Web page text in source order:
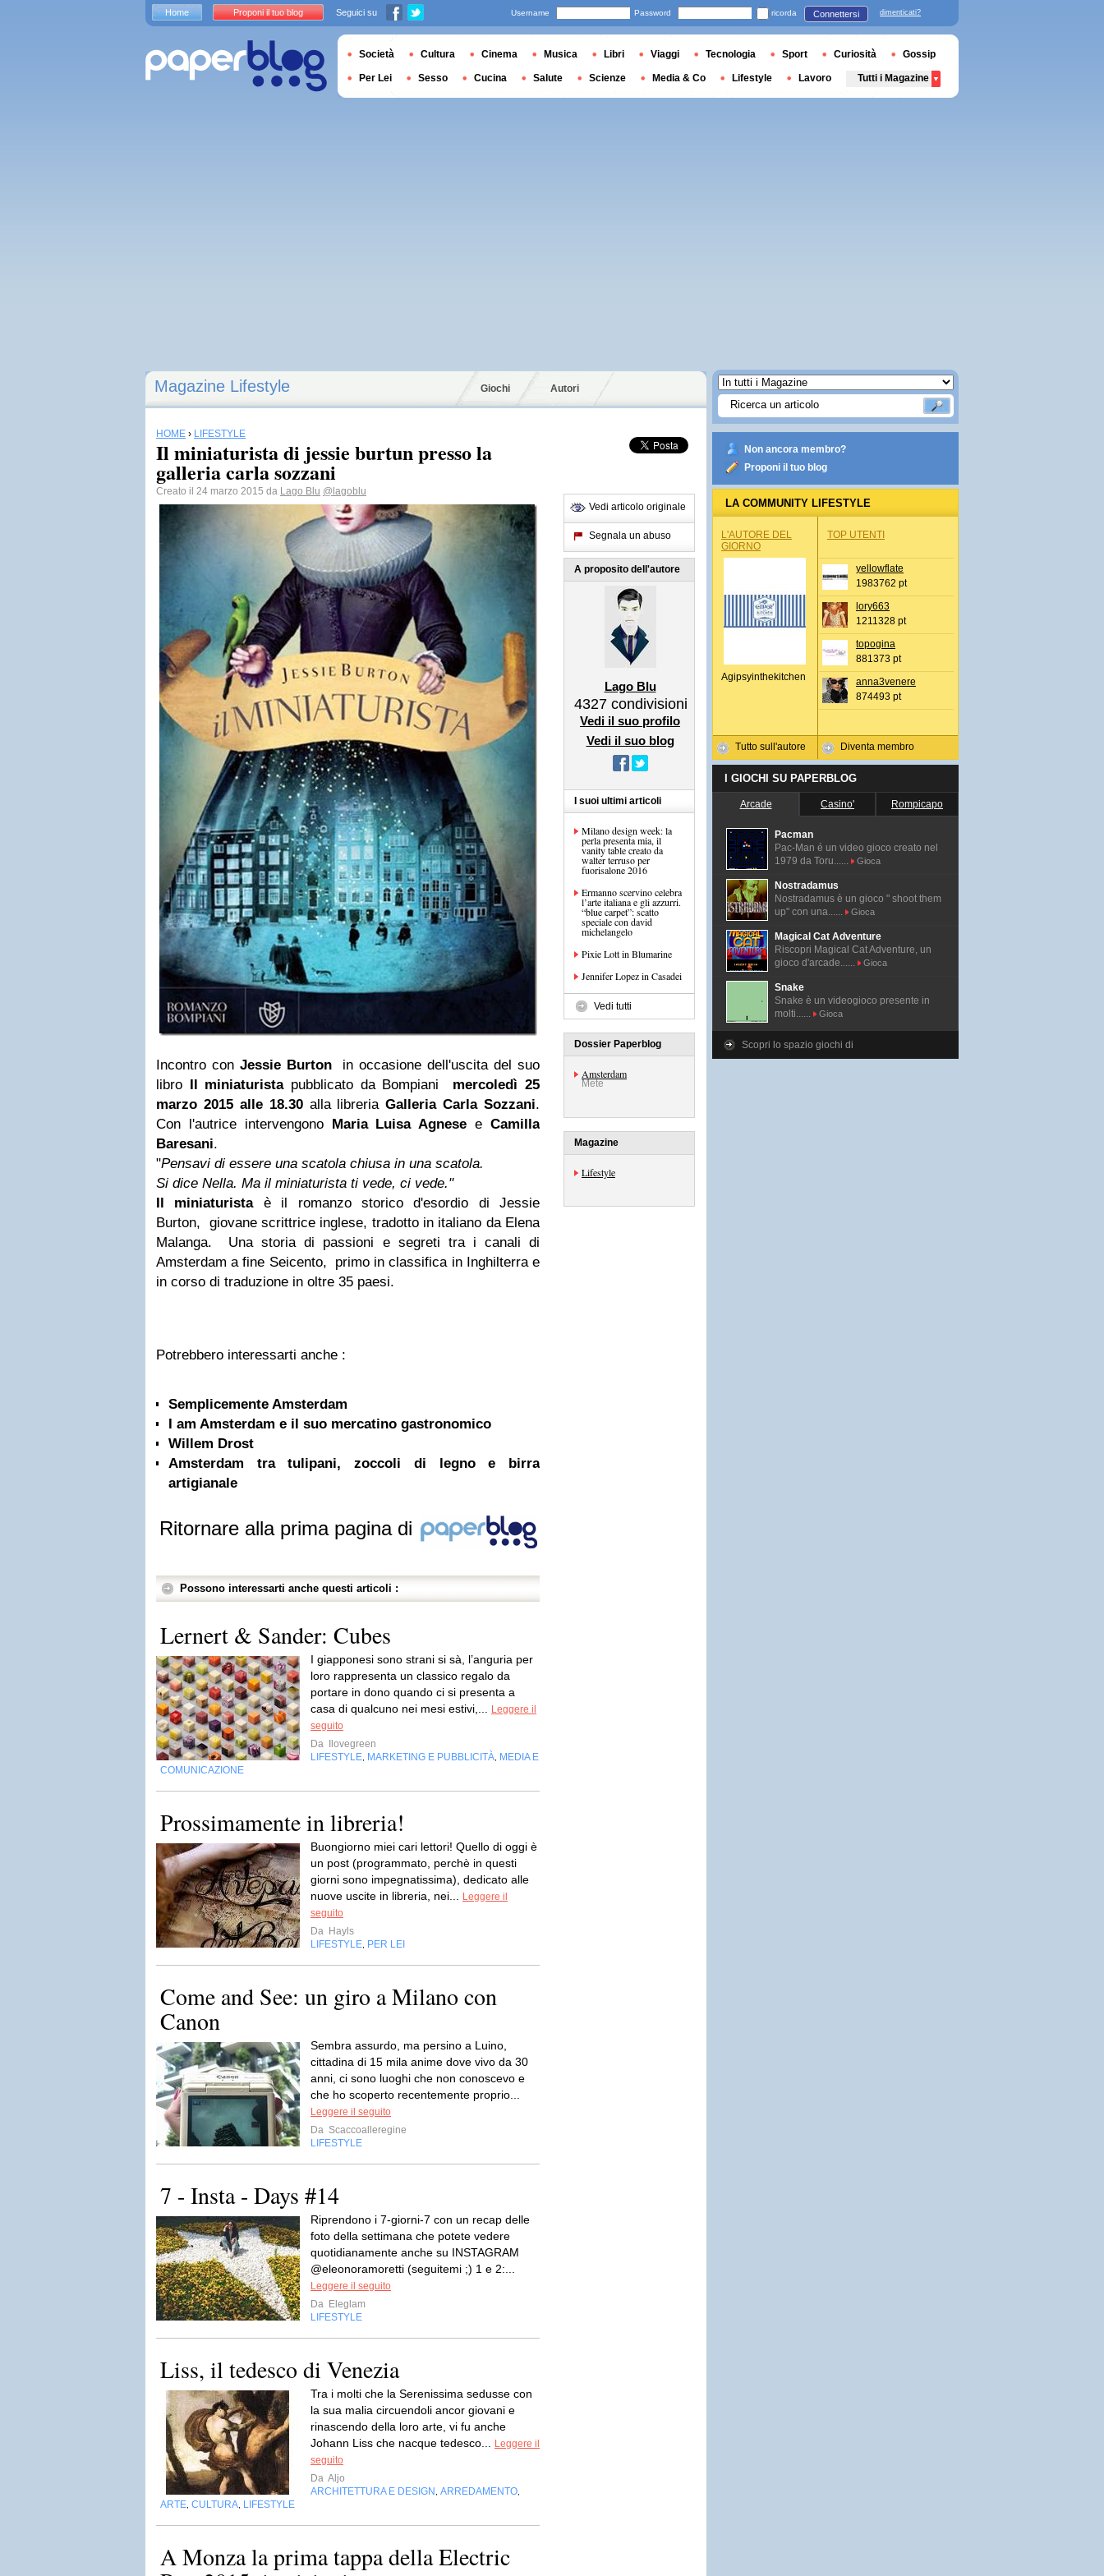
Magazine Lifestyle Giochi Autori
HOME › LIFESTYLE
Il miniaturista di jessie burtun presso la
galleria carla sozzani
Creato il 24 marzo 2015 da Lago Blu @lagoblu
Incontro conJessie Burton in occasione dell'uscita del suo
libro Il miniaturistapubblicato da Bompiani mercoledì 25
marzo 2015 alle 18.30alla libreriaGalleria Carla Sozzani.
Con l'autrice intervengonoMaria Luisa Agnese eCamilla
Baresani.
"Pensavi di essere una scatola chiusa in una scatola.
Si dice Nella. Ma il miniaturista ti vede, ci vede."
Il miniaturistaè il romanzo storico d'esordio di Jessie
Burton, giovane scrittrice inglese, tradotto in italiano da Elena
Malanga. Una storia di passioni e segreti tra i canali di
Amsterdam a fine Seicento, primo in classifica in Inghilterra e
in corso di traduzione in oltre 35 paesi.
Potrebbero interessarti anche :
Semplicemente Amsterdam
I am Amsterdam e il suo mercatino gastronomico
Willem Drost
Amsterdam tra tulipani, zoccoli di legno e birra
artigianale
Ritornare alla prima pagina di
Possono interessarti anche questi articoli :
Lernert & Sander: Cubes
I giapponesi sono strani si sà, l’anguria per
loro rappresenta un classico regalo da
portare in dono quando ci si presenta a
casa di qualcuno nei mesi estivi,...
Leggere il
seguito
Da
Ilovegreen
LIFESTYLE MARKETING E PUBBLICITÀ MEDIA E
COMUNICAZIONE
Prossimamente in libreria!
Buongiorno miei cari lettori! Quello di oggi è
un post (programmato, perchè in questi
giorni sono impegnatissima), dedicato alle
nuove uscite in libreria, nei...
Leggere il
seguito
Da Hayls
LIFESTYLE PER LEI
Come and See: un giro a Milano con
Canon
Sembra assurdo, ma persino a Luino,
cittadina di 15 mila anime dove vivo da 30
anni, ci sono luoghi che non conoscevo e
che ho scoperto recentemente proprio...
Leggere il seguito
Da Scaccoalleregine
LIFESTYLE
7 - Insta - Days #14
Riprendono i 7-giorni-7 con un recap delle
foto della settimana che potete vedere
quotidianamente anche su INSTAGRAM
@eleonoramoretti (seguitemi ;) 1 e 2:...
Leggere il seguito
Da Eleglam
LIFESTYLE
Liss, il tedesco di Venezia
Tra i molti che la Serenissima sedusse con
la sua malia circuendoli ancor giovani e
rinascendo della loro arte, vi fu anche
Johann Liss che nacque tedesco...
Leggere il
seguito
Da Aljo
ARCHITETTURA E DESIGN ARREDAMENTO
ARTE CULTURA LIFESTYLE
A Monza la prima tappa della Electric
Vedi articolo originale
Segnala un abuso
A proposito dell'autore
Lago Blu
4327 condivisioni
Vedi il suo profilo
Vedi il suo blog
I suoi ultimi articoli
Milano design week: la
perla presenta mia, il
vanity table creato da
walter terruso per
fuorisalone 2016
Ermanno scervino celebra
l’arte italiana e gli azzurri.
“blue carpet”: scatto
speciale con david
Jennifer Lopez in Casadei
Vedi tutti
Dossier Paperblog
Amsterdam
Mete
Magazine
Lifestyle
Non ancora membro?
Proponi il tuo blog
LA COMMUNITY LIFESTYLE
L'AUTORE DEL
GIORNO
Agipsyinthekitchen
Tutto sull'autore
TOP UTENTI
yellowflate
1983762 pt
lory663
1211328 pt
topogina
881373 pt
anna3venere
874493 pt
Diventa membro
I GIOCHI SU PAPERBLOG
Arcade Casino' Rompicapo
Pacman
Pac-Man é un video gioco creato nel
1979 da Toru......
Gioca
Nostradamus
Nostradamus è un gioco " shoot them
up" con una......
Gioca
Magical Cat Adventure
Riscopri Magical Cat Adventure, un
gioco d'arcade......
Gioca
Snake
Snake è un videogioco presente in
molti......
Gioca
Scopri lo spazio giochi di
Home Proponi il tuo blog Seguici su Username Password ricorda Connettersi dimenticati?
Società Cultura Cinema Musica Libri Viaggi Tecnologia Sport Curiosità Gossip
Per Lei Sesso Cucina Salute Scienze Media & Co Lifestyle Lavoro Tutti i Magazine